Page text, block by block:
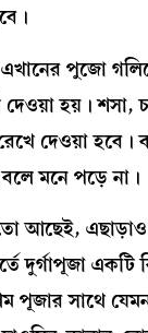
এখানের পুজো
দেওয়া হয়।
দেওয়া হবে।
মনে পড়ে না।
আছেই,
দুর্গাপূজা একটি
পূজার সাথে